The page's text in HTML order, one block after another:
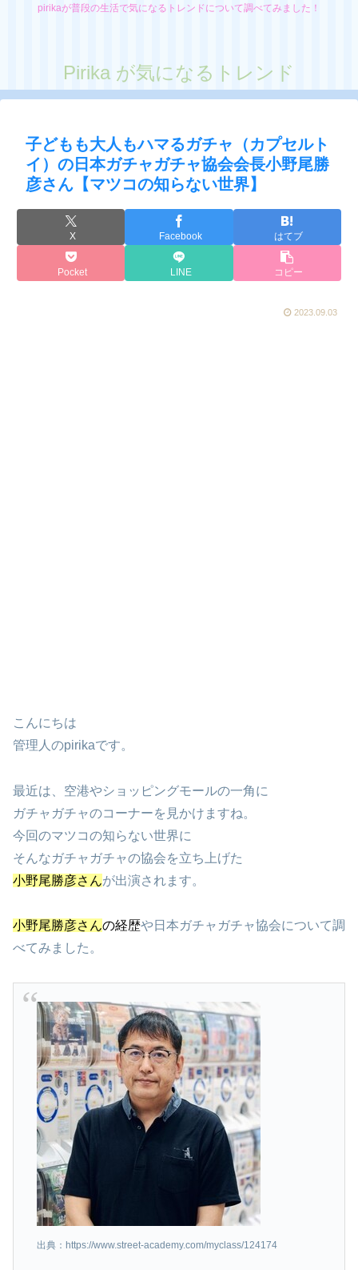
pirikaが普段の生活で気になるトレンドについて調べてみました！
Pirika が気になるトレンド
子どもも大人もハマるガチャ（カプセルト
イ）の日本ガチャガチャ協会会長小野尾勝
彦さん【マツコの知らない世界】
X Facebook はてブ
Pocket LINE コピー
2023.09.03
こんにちは
管理人のpirikaです。
最近は、空港やショッピングモールの一角に
ガチャガチャのコーナーを見かけますね。
今回のマツコの知らない世界に
そんなガチャガチャの協会を立ち上げた
小野尾勝彦さんが出演されます。
小野尾勝彦さんの経歴や日本ガチャガチャ協会について調
べてみました。
出典：https://www.street-academy.com/myclass/124174